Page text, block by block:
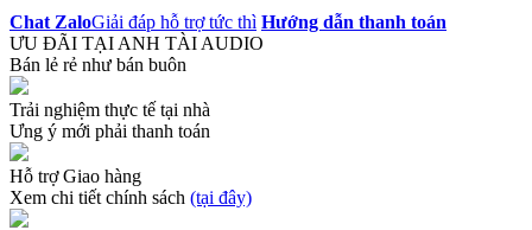
Chat ZaloGiải đáp hỗ trợ tức thì Hướng dẫn thanh toán
ƯU ĐÃI TẠI ANH TÀI AUDIO
Bán lẻ rẻ như bán buôn
Trải nghiệm thực tế tại nhà
Ưng ý mới phải thanh toán
Hỗ trợ Giao hàng
Xem chi tiết chính sách (tại đây)